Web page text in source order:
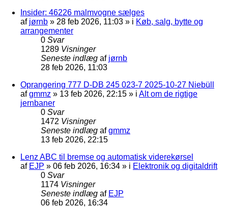
Insider: 46226 malmvogne sælges
af jørnb » 28 feb 2026, 11:03 » i Køb, salg, bytte og
arrangementer
0 Svar
1289 Visninger
Seneste indlæg af jørnb
28 feb 2026, 11:03
Oprangering 777 D-DB 245 023-7 2025-10-27 Niebüll
afgmmz » 13 feb 2026, 22:15 » i Alt om de rigtige
jernbaner
0 Svar
1472 Visninger
Seneste indlæg afgmmz
13 feb 2026, 22:15
Lenz ABC til bremse og automatisk viderekørsel
af EJP » 06 feb 2026, 16:34 » i Elektronik og digitaldrift
0 Svar
1174 Visninger
Seneste indlæg af EJP
06 feb 2026, 16:34